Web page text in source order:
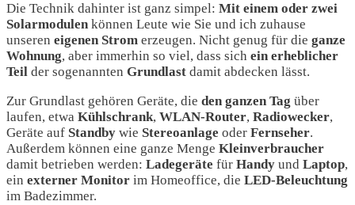
Die Technik dahinter ist ganz simpel: Mit einem oder zwei
Solarmodulen können Leute wie Sie und ich zuhause
unseren eigenen Strom erzeugen. Nicht genug für die ganze
Wohnung, aber immerhin so viel, dass sich ein erheblicher
Teil der sogenannten Grundlast damit abdecken lässt.
Zur Grundlast gehören Geräte, die den ganzen Tag über
laufen, etwa Kühlschrank, WLAN-Router, Radiowecker,
Geräte auf Standby wie Stereoanlage oder Fernseher.
Außerdem können eine ganze Menge Kleinverbraucher
damit betrieben werden: Ladegeräte für Handy und Laptop,
ein externer Monitor im Homeoffice, die LED-Beleuchtung
im Badezimmer.